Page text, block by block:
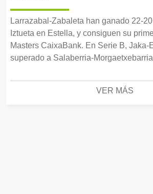
Larrazabal-Zabaleta han ganado 22-
Iztueta en Estella, y consiguen su
Masters CaixaBank. En Serie B, Jaka-
superado a Salaberria-
VER MÁS